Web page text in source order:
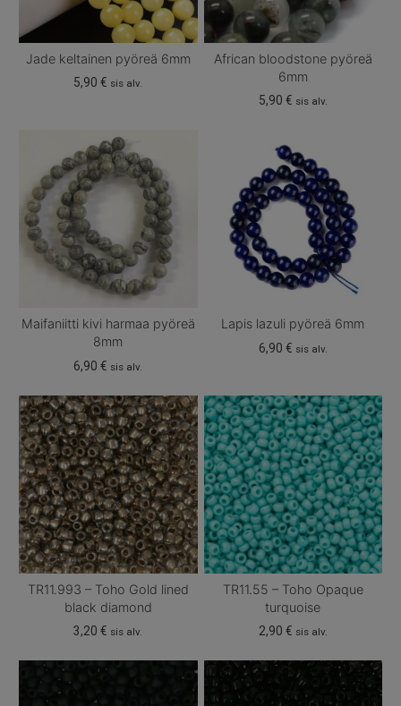
Jade keltainen pyöreä 6mm
5,90€ sis alv.
African bloodstone pyöreä
6mm
5,90 € sis alv.
Maifaniitti kivi harmaa pyöreä
8mm
6,90€ sis alv.
Lapis lazuli pyöreä 6mm
6,90 € sis alv.
TR11.993 – Toho Gold lined
black diamond
3,20€ sis alv.
TR11.55 – Toho Opaque
turquoise
2,90 € sis alv.